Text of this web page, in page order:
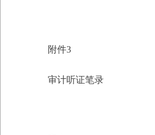
附件3
审计听证笔录